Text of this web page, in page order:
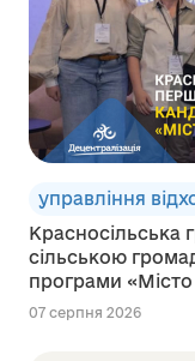
управління
Красносільська
сільською
програми
07 серпня 2026